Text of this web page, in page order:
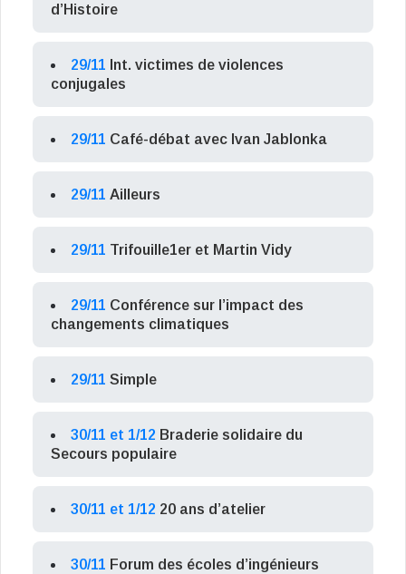
d’Histoire
29/11 Int. victimes de violences
conjugales
29/11 Café-débat avec Ivan Jablonka
29/11 Ailleurs
29/11 Trifouille1er et Martin Vidy
29/11 Conférence sur l’impact des
changements climatiques
29/11 Simple
30/11 et 1/12 Braderie solidaire du
Secours populaire
30/11 et 1/12 20 ans d’atelier
30/11 Forum des écoles d’ingénieurs